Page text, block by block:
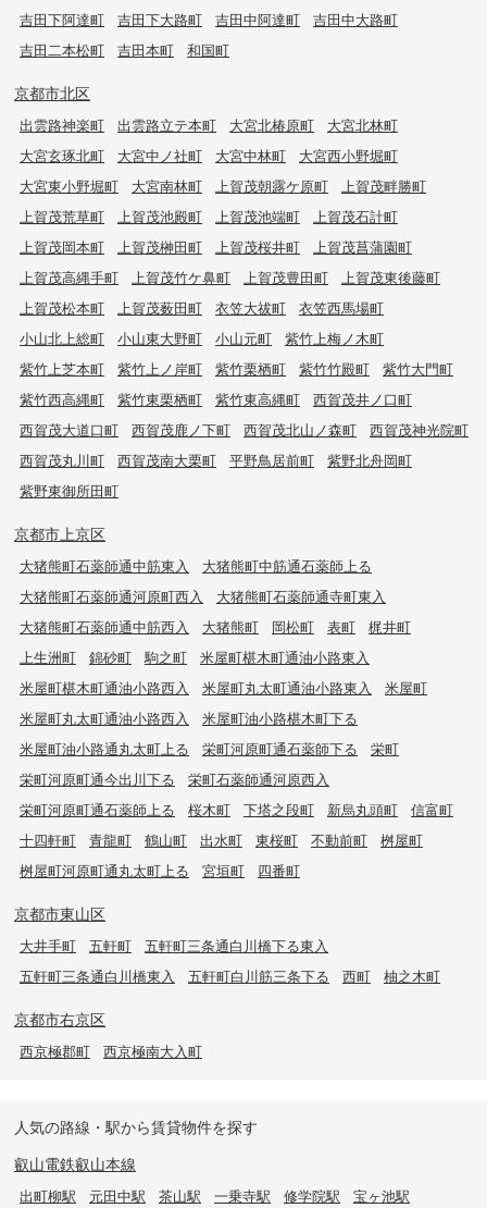
吉田下阿達町
吉田下大路町 吉田中阿達町
吉田中大路町
吉田二本松町
吉田本町 和国町
京都市北区
出雲路神楽町 出雲路立テ本町 大宮北椿原町
大宮北林町
大宮玄琢北町
大宮中ノ社町 大宮中林町
大宮西小野堀町
大宮東小野堀町
大宮南林町 上賀茂朝露ケ原町
上賀茂畔勝町
上賀茂荒草町
上賀茂池殿町 上賀茂池端町
上賀茂石計町
上賀茂岡本町
上賀茂榊田町 上賀茂桜井町
上賀茂菖蒲園町
上賀茂高縄手町
上賀茂竹ケ鼻町 上賀茂豊田町
上賀茂東後藤町
上賀茂松本町
上賀茂薮田町 衣笠大祓町
衣笠西馬場町
小山北上総町
小山東大野町 小山元町
紫竹上梅ノ木町
紫竹上芝本町
紫竹上ノ岸町 紫竹栗栖町 紫竹竹殿町
紫竹大門町
紫竹西高縄町
紫竹東栗栖町 紫竹東高縄町
西賀茂井ノ口町
西賀茂大道口町
西賀茂鹿ノ下町 西賀茂北山ノ森町
西賀茂神光院町
西賀茂丸川町
西賀茂南大栗町 平野鳥居前町
紫野北舟岡町
紫野東御所田町
京都市上京区
大猪熊町石薬師通中筋東入
大猪熊町中筋通石薬師上る
大猪熊町石薬師通河原町西入
大猪熊町石薬師通寺町東入
大猪熊町石薬師通中筋西入
大猪熊町 岡松町 表町
梶井町
上生洲町
錦砂町 駒之町
米屋町椹木町通油小路東入
米屋町椹木町通油小路西入
米屋町丸太町通油小路東入
米屋町
米屋町丸太町通油小路西入
米屋町油小路椹木町下る
米屋町油小路通丸太町上る
栄町河原町通石薬師下る
栄町
栄町河原町通今出川下る
栄町石薬師通河原西入
栄町河原町通石薬師上る
桜木町 下塔之段町 新烏丸頭町
信富町
十四軒町
青龍町 鶴山町 出水町 東桜町 不動前町
桝屋町
桝屋町河原町通丸太町上る
宮垣町 四番町
京都市東山区
大井手町 五軒町
五軒町三条通白川橋下る東入
五軒町三条通白川橋東入
五軒町白川筋三条下る 西町 柚之木町
京都市右京区
西京極郡町 西京極南大入町
人気の路線・駅から賃貸物件を探す
叡山電鉄叡山本線
出町柳駅 元田中駅 茶山駅 一乗寺駅 修学院駅
宝ヶ池駅